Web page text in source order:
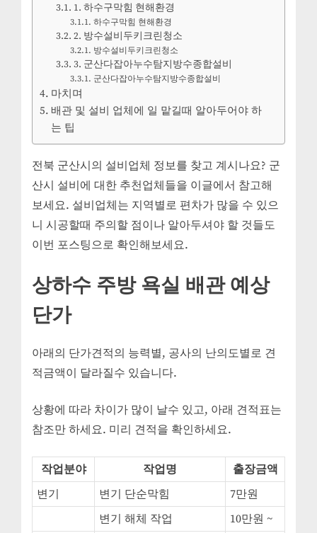
천
3
방
누
수
막
힘
비
1. 하수구막힘 현해환경
하수구막힘 현해환경
2. 방수설비두키크린청소
방수설비두키크린청소
3. 군산다잡아누수탐지방수종합설비
군산다잡아누수탐지방수종합설비
마치며
배관 및 설비 업체에 일 맡길때 알아두어야 하
는 팁
전북 군산시의 설비업체 정보를 찾고 계시나요? 군
산시 설비에 대한 추천업체들을 이글에서 참고해
보세요. 설비업체는 지역별로 편차가 많을 수 있으
니 시공할때 주의할 점이나 알아두셔야 할 것들도
이번 포스팅으로 확인해보세요.
상하수 주방 욕실 배관 예상
단가
아래의 단가견적의 능력별, 공사의 난의도별로 견
적금액이 달라질수 있습니다.
상황에 따라 차이가 많이 날수 있고, 아래 견적표는
참조만 하세요. 미리 견적을 확인하세요.
작업분야 작업명
출장금액
변기
변기 단순막힘
7만원
변기 해체 작업
10만원 ~